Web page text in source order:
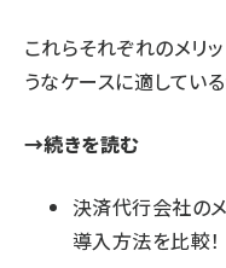
これらそれぞれのメリッ
うなケースに適してい
→続きを読む
決済代行会社のメ
導入方法を比較！